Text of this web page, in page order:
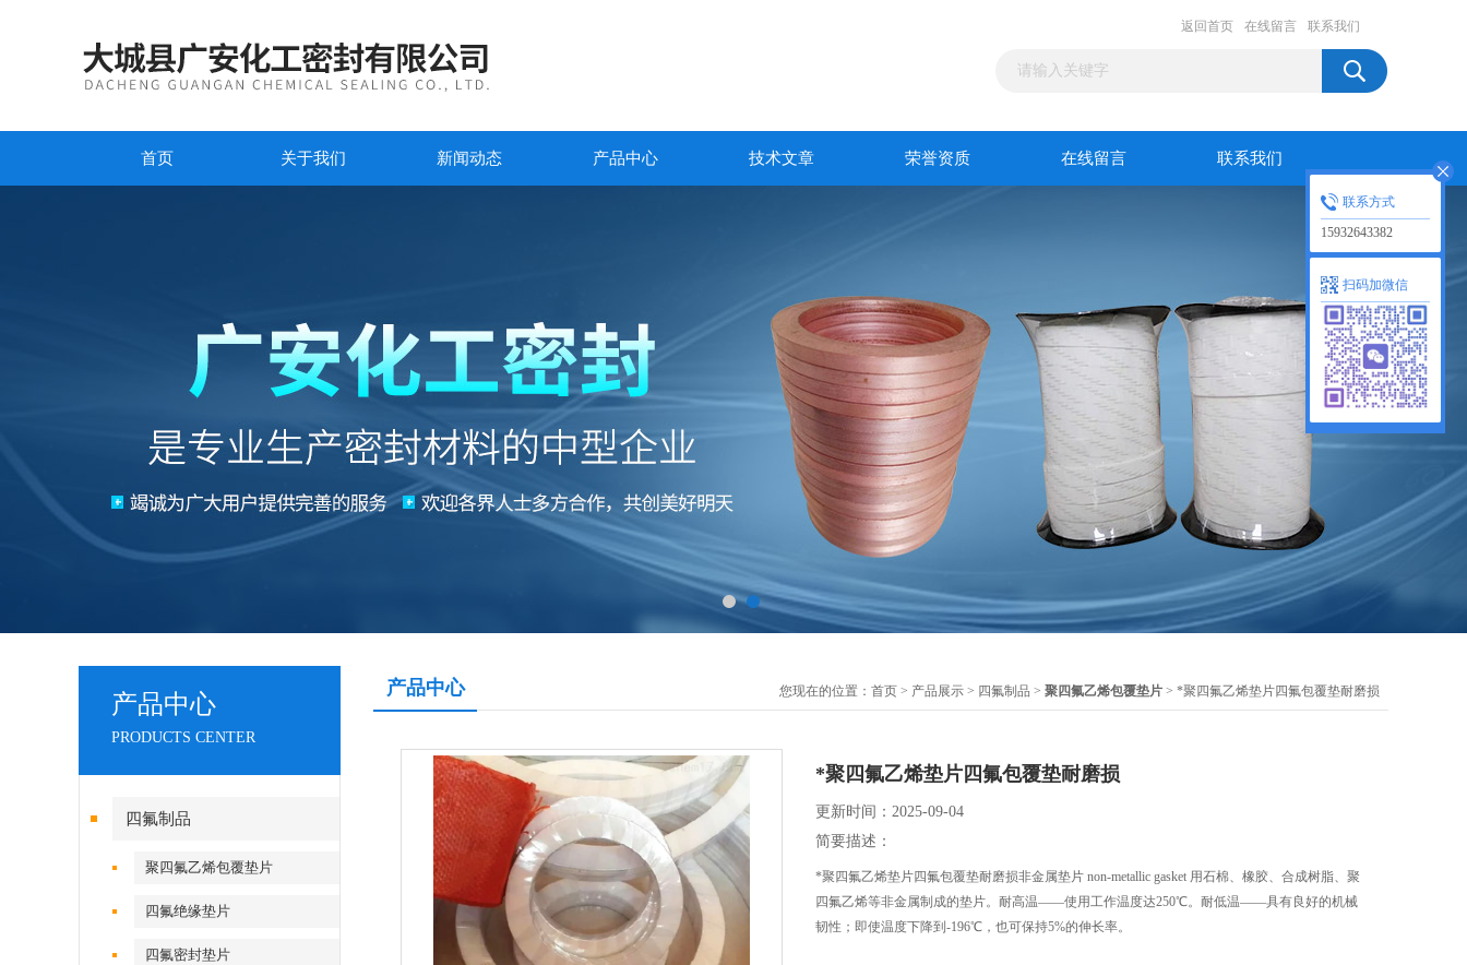
返回首页 在线留言 联系我们
首页 关于我们 新闻动态 产品中心 技术文章 荣誉资质 在线留言 联系我们
产品中心
PRODUCTS CENTER
四氟制品
聚四氟乙烯包覆垫片
四氟绝缘垫片
四氟密封垫片
产品中心 您现在的位置： 首页 > 产品展示 > 四氟制品 > 聚四氟乙烯包覆垫片 > *聚四氟乙烯垫片四氟包覆垫耐磨损
*聚四氟乙烯垫片四氟包覆垫耐磨损
更新时间：2025-09-04
简要描述：
*聚四氟乙烯垫片四氟包覆垫耐磨损非金属垫片 non-metallic gasket 用石棉、橡胶、合成树脂、聚
四氟乙烯等非金属制成的垫片。耐高温——使用工作温度达250℃。耐低温——具有良好的机械
韧性；即使温度下降到-196℃，也可保持5%的伸长率。
联系方式
15932643382
扫码加微信